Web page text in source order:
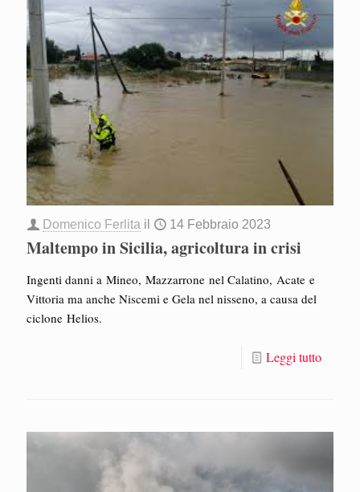
Domenico Ferlita il 14 Febbraio 2023
Maltempo in Sicilia, agricoltura in crisi
Ingenti danni a Mineo, Mazzarrone nel Calatino, Acate e
Vittoria ma anche Niscemi e Gela nel nisseno, a causa del
ciclone Helios.
Leggi tutto